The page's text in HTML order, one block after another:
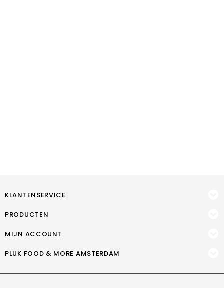
KLANTENSERVICE
PRODUCTEN
MIJN ACCOUNT
PLUK FOOD & MORE AMSTERDAM